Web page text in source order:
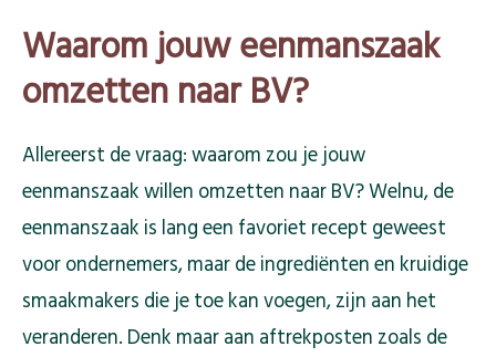
Waarom jouw eenmanszaak
omzetten naar BV?
Allereerst de vraag: waarom zou je jouw
eenmanszaak willen omzetten naar BV? Welnu, de
eenmanszaak is lang een favoriet recept geweest
voor ondernemers, maar de ingrediënten en kruidige
smaakmakers die je toe kan voegen, zijn aan het
veranderen. Denk maar aan aftrekposten zoals de